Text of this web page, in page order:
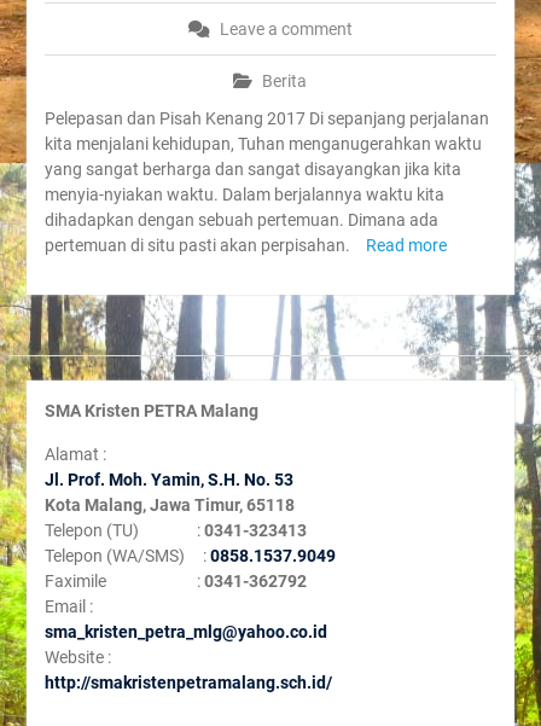
Leave a comment
Berita
Pelepasan dan Pisah Kenang 2017 Di sepanjang perjalanan
kita menjalani kehidupan, Tuhan menganugerahkan waktu
yang sangat berharga dan sangat disayangkan jika kita
menyia-nyiakan waktu. Dalam berjalannya waktu kita
dihadapkan dengan sebuah pertemuan. Dimana ada
pertemuan di situ pasti akan perpisahan.
Read more
SMA Kristen PETRA Malang
Alamat :
Jl. Prof. Moh. Yamin, S.H. No. 53
Kota Malang, Jawa Timur, 65118
Telepon (TU) :0341-323413
Telepon (WA/SMS) :0858.1537.9049
Faximile :0341-362792
Email :
sma_kristen_petra_mlg@yahoo.co.id
Website :
http://smakristenpetramalang.sch.id/